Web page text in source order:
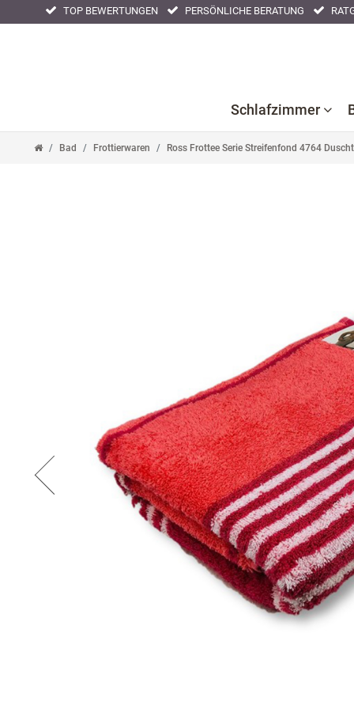
TOP BEWERTUNGEN PERSÖNLICHE BERATUNG
Schlafzimmer
Bad Frottierwaren Ross Frottee Serie Streifenfond 4764